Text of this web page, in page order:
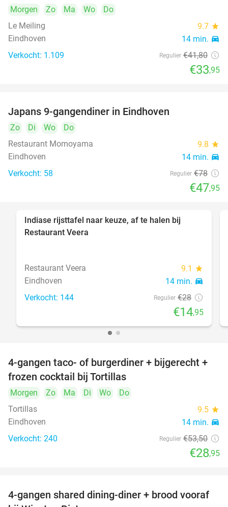
Morgen Zo Ma Wo
Do
Le Meiling
9.7 star
Eindhoven 14 min. directions_car
Verkocht: 1.109 Regulier €41,80
€33,95
Japans 9-gangendiner in Eindhoven
Zo Di Wo
Do
Restaurant Momoyama
9.8 star
Eindhoven 14 min. directions_car
Verkocht: 58 Regulier €78
€47,95
Indiase rijsttafel naar keuze, af te halen bij
Restaurant Veera
Restaurant Veera 9.1 star
Eindhoven 14 min. directions_car
Verkocht: 144 Regulier €28
€14,95
46%
4-gangen taco- of burgerdiner + bijgerecht +
frozen cocktail bij Tortillas
Morgen Zo Ma Di Wo
Do
Tortillas
9.5 star
Eindhoven 14 min. directions_car
Verkocht: 240 Regulier €53,50
€28,95
32%
4-gangen shared dining-diner + brood vooraf